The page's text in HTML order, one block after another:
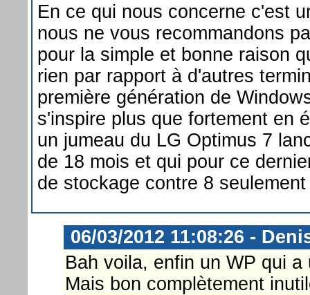
En ce qui nous concerne c'est
nous ne vous recommandons
pour la simple et bonne raison
rien par rapport à d'autres
première génération de
s'inspire plus que fortement en
un jumeau du LG Optimus 7
de 18 mois et qui pour ce
de stockage contre 8
06/03/2012 11:08:26 -
Bah voila, enfin un WP qui a
Mais bon complètement